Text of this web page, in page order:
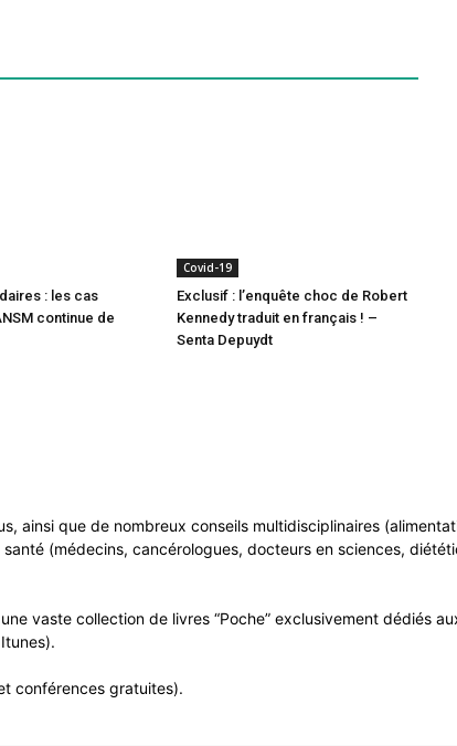
: les cas
continue de
Covid-19
Exclusif : l’enquête choc de Robert
Kennedy traduit en français ! –
Senta Depuydt
ainsi que de nombreux conseils multidisciplinaires
(médecins, cancérologues, docteurs en sciences,
vaste collection de livres “Poche” exclusivement dédiés
conférences gratuites).